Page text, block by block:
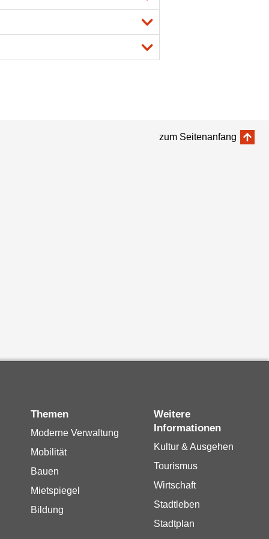
zum Seitenanfang
Themen
Moderne Verwaltung
Mobilität
Bauen
Mietspiegel
Bildung
Weitere
Informationen
Kultur & Ausgehen
Tourismus
Wirtschaft
Stadtleben
Stadtplan